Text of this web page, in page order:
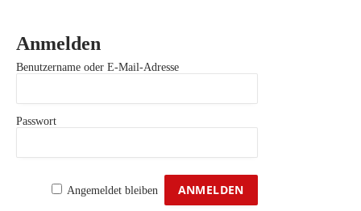
Anmelden
Benutzername oder E-Mail-Adresse
Passwort
Angemeldet bleiben